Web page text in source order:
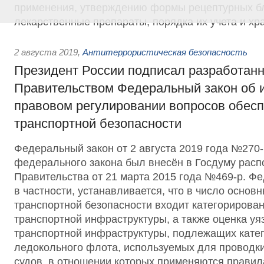
лекарственные препараты, порядка их учета и
2 августа 2019, Антитеррористическая безопасность
Президент России подписал
Правительством Федеральный закон об
правовом регулировании вопросов
транспортной безопасности
Федеральный закон от 2 августа 2019 года
федерального закона был внесён в Госдуму
Правительства от 21 марта 2015 года №469-р.
в частности, устанавливается, что в число
транспортной безопасности входит
транспортной инфраструктуры, а также оценка
транспортной инфраструктуры, подлежащих
ледокольного флота, используемых для
судов, в отношении которых применяются